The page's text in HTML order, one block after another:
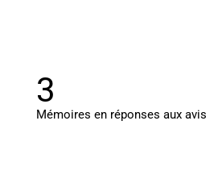
3
Mémoires en réponses aux avis